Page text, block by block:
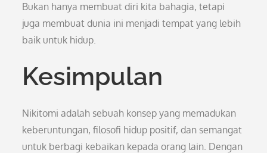
Bukan hanya membuat diri kita bahagia, tetapi
juga membuat dunia ini menjadi tempat yang lebih
baik untuk hidup.
Kesimpulan
Nikitomi adalah sebuah konsep yang memadukan
keberuntungan, filosofi hidup positif, dan semangat
untuk berbagi kebaikan kepada orang lain. Dengan